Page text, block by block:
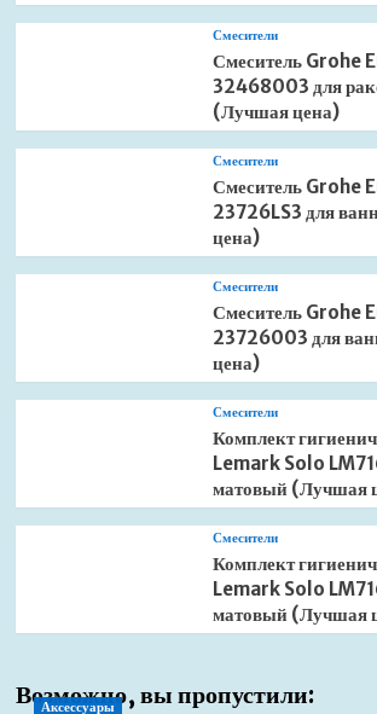
Смесители
Смеситель Grohe
32468003 для
(Лучшая цена)
Смесители
Смеситель Grohe
23726LS3 для
цена)
Смесители
Смеситель Grohe
23726003 для
цена)
Смесители
Комплект
Lemark Solo
матовый (Лучшая
Смесители
Комплект
Lemark Solo
матовый (Лучшая
Возможно, вы пропустили:
Аксессуары